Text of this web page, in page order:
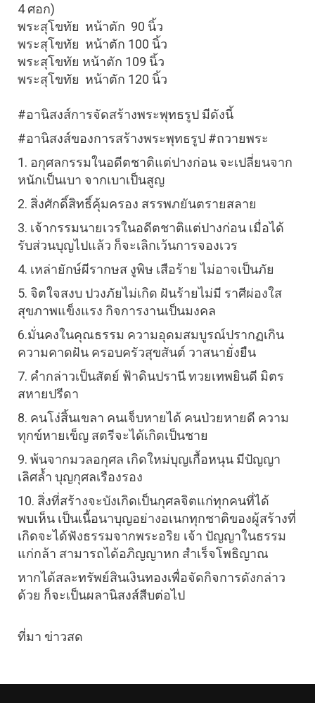
4 ศอก)
พระสุโขทัย  หน้าตัก  90 นิ้ว
พระสุโขทัย  หน้าตัก 100 นิ้ว
พระสุโขทัย หน้าตัก 109 นิ้ว
พระสุโขทัย  หน้าตัก 120 นิ้ว
#อานิสงส์การจัดสร้างพระพุทธรูป มีดังนี้
#อานิสงส์ของการสร้างพระพุทธรูป #ถวายพระ
1. อกุศลกรรมในอดีตชาติแต่ปางก่อน จะเปลี่ยนจาก
หนักเป็นเบา จากเบาเป็นสูญ
2. สิ่งศักดิ์สิทธิ์คุ้มครอง สรรพภยันตรายสลาย
3. เจ้ากรรมนายเวรในอดีตชาติแต่ปางก่อน เมื่อได้
รับส่วนบุญไปแล้ว ก็จะเลิกเว้นการจองเวร
4. เหล่ายักษ์ผีรากษส งูพิษ เสือร้าย ไม่อาจเป็นภัย
5. จิตใจสงบ ปวงภัยไม่เกิด ฝันร้ายไม่มี ราศีผ่องใส
สุขภาพแข็งแรง กิจการงานเป็นมงคล
6.มั่นคงในคุณธรรม ความอุดมสมบูรณ์ปรากฏเกิน
ความคาดฝัน ครอบครัวสุขสันต์ วาสนายั่งยืน
7. คำกล่าวเป็นสัตย์ ฟ้าดินปรานี ทวยเทพยินดี มิตร
สหายปรีดา
8. คนโง่สิ้นเขลา คนเจ็บหายได้ คนป่วยหายดี ความ
ทุกข์หายเข็ญ สตรีจะได้เกิดเป็นชาย
9. พ้นจากมวลอกุศล เกิดใหม่บุญเกื้อหนุน มีปัญญา
เลิศล้ำ บุญกุศลเรืองรอง
10. สิ่งที่สร้างจะบังเกิดเป็นกุศลจิตแก่ทุกคนที่ได้
พบเห็น เป็นเนื้อนาบุญอย่างอเนกทุกชาติของผู้สร้างที่
เกิดจะได้ฟังธรรมจากพระอริย เจ้า ปัญญาในธรรม
แก่กล้า สามารถได้อภิญญาหก สำเร็จโพธิญาณ
หากได้สละทรัพย์สินเงินทองเพื่อจัดกิจการดังกล่าว
ด้วย ก็จะเป็นผลานิสงส์สืบต่อไป
ที่มา ข่าวสด